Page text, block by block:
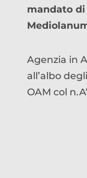
mandato di
Agenzia in
all’albo
OAM col